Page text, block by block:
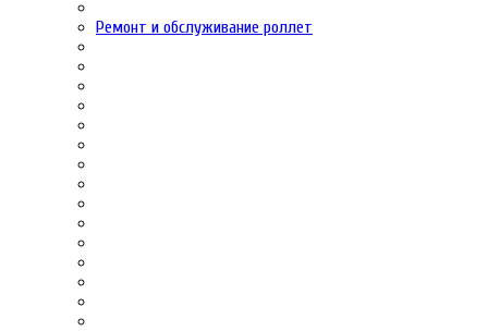
Ремонт и обслуживание роллет